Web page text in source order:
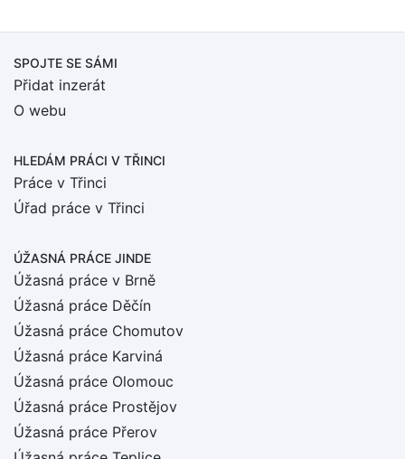
SPOJTE SE SÁMI
Přidat inzerát
O webu
HLEDÁM PRÁCI V TŘINCI
Práce v Třinci
Úřad práce v Třinci
ÚŽASNÁ PRÁCE JINDE
Úžasná práce v Brně
Úžasná práce Děčín
Úžasná práce Chomutov
Úžasná práce Karviná
Úžasná práce Olomouc
Úžasná práce Prostějov
Úžasná práce Přerov